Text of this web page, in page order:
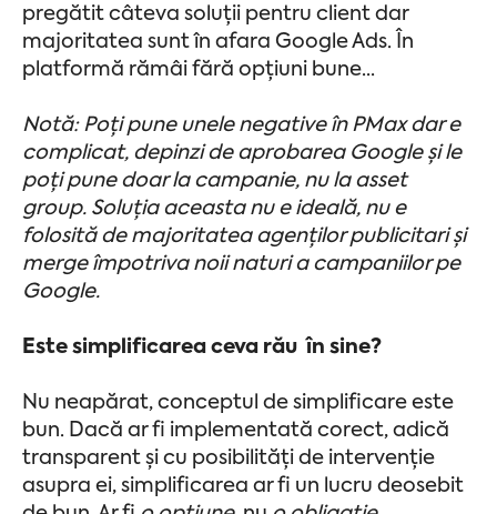
pregătit câteva soluții pentru client dar
majoritatea sunt în afara Google Ads. În
platformă rămâi fără opțiuni bune...
Notă: Poți pune unele negative în PMax dar e
complicat, depinzi de aprobarea Google și le
poți pune doar la campanie, nu la asset
group. Soluția aceasta nu e ideală, nu e
folosită de majoritatea agenților publicitari și
merge împotriva noii naturi a campaniilor pe
Google.
Este simplificarea ceva rău în sine?
Nu neapărat, conceptul de simplificare este
bun. Dacă ar fi implementată corect, adică
transparent și cu posibilități de intervenție
asupra ei, simplificarea ar fi un lucru deosebit